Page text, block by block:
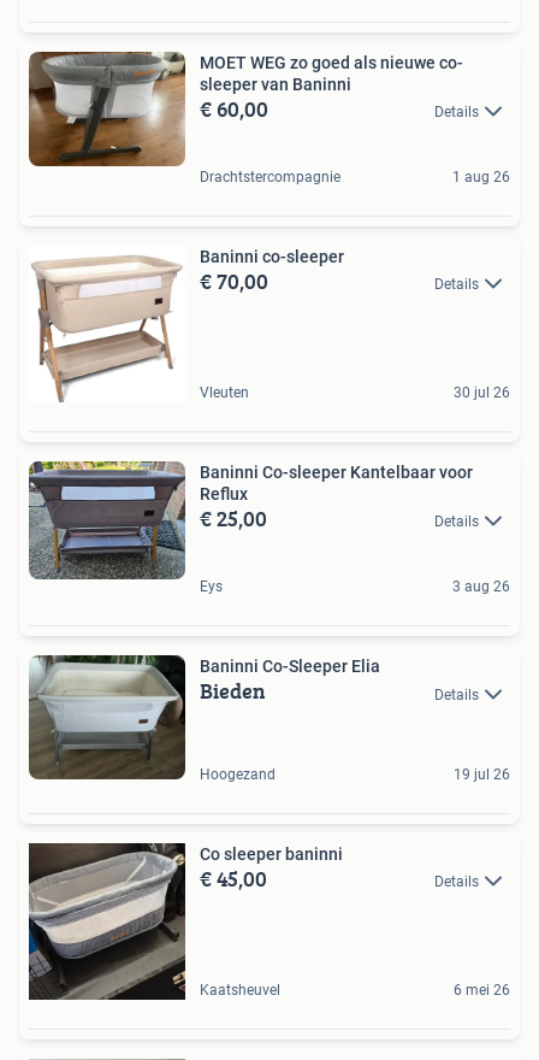
MOET WEG zo goed als nieuwe co-
sleeper van Baninni
€ 60,00 Details
Drachtstercompagnie 1 aug 26
Baninni co-sleeper
€ 70,00 Details
Vleuten 30 jul 26
Baninni Co-sleeper Kantelbaar voor
Reflux
€ 25,00 Details
Eys 3 aug 26
Baninni Co-Sleeper Elia
Bieden Details
Hoogezand 19 jul 26
Co sleeper baninni
€ 45,00 Details
Kaatsheuvel 6 mei 26